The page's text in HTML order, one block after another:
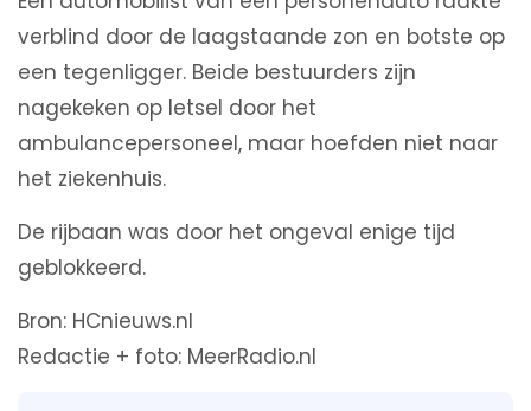
verblind door de laagstaande zon en botste op
een tegenligger. Beide bestuurders zijn
nagekeken op letsel door het
ambulancepersoneel, maar hoefden niet naar
het ziekenhuis.
De rijbaan was door het ongeval enige tijd
geblokkeerd.
Bron: HCnieuws.nl
Redactie + foto: MeerRadio.nl